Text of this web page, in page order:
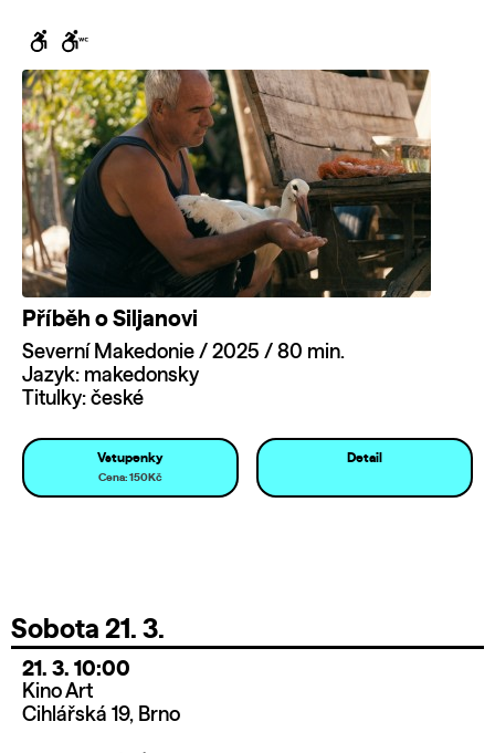
Příběh o Siljanovi
Severní Makedonie / 2025 / 80 min.
Jazyk: makedonsky
Titulky: české
Vstupenky
Cena: 150Kč
Detail
Sobota 21. 3.
21. 3. 10:00
Kino Art
Cihlářská 19, Brno